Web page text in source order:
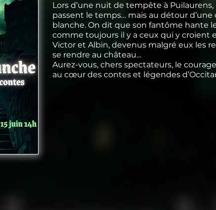
Lors d’une nuit de tempête à
passent le temps… mais au détour
blanche. On dit que son fantôme hante
comme toujours il y a ceux qui y croient
Victor et Albin, devenus malgré eux les
se rendre au château…
Aurez-vous, chers spectateurs, le
au cœur des contes et légendes